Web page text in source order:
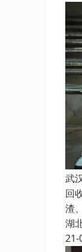
武
回
渣
湖
21-